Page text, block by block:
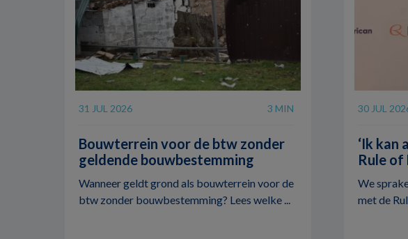
31 JUL 2026 3 MIN
Bouwterrein voor de btw zonder
geldende bouwbestemming
Wanneer geldt grond als bouwterrein voor de
btw zonder bouwbestemming? Lees welke ...
30 JUL
‘Ik kan
Rule of
We
met de